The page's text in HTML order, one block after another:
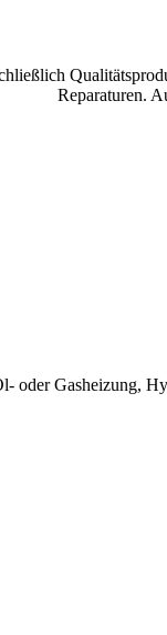
Reparaturen.
oder Gasheizung,